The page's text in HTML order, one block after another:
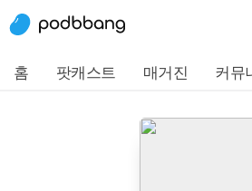
홈 팟캐스트 매거진 커뮤